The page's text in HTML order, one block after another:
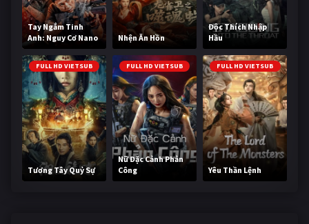
Tay Ngắm Tinh
Anh: Nguy Cơ Nano
Nhện Ăn Hồn
Độc Thích Nhập
Hầu
FULL HD VIETSUB
Tương Tây Quỷ Sự
FULL HD VIETSUB
Nữ Đặc Cảnh Phản
Công
FULL HD VIETSUB
Yêu Thần Lệnh